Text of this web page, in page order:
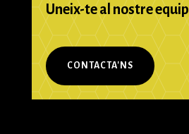
Uneix-te al nostre equip
CONTACTA'NS